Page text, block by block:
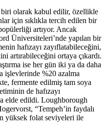
biri olarak kabul edilir, özellikle
için sıklıkla tercih edilen bir
artıyor. Ancak
Üniversiteleri’nde yapılan bir
hafızayı zayıflatabileceğini,
artırabileceğini ortaya çıkardı.
ise her gün iki ya da daha
işlevlerinde %20 azalma
fermente edilmiş tam soya
de hafızayı
elde edildi. Loughborough
“Tempeh’in faydalı
yüksek folat seviyeleri ile